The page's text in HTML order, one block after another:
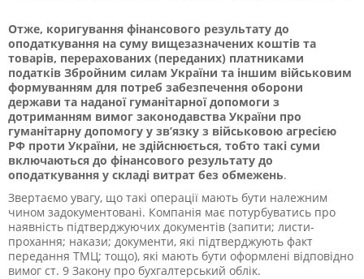
Отже, коригування фінансового результату до
оподаткування на суму вищезазначених коштів та
товарів, перерахованих (переданих) платниками
податків Збройним силам України та іншим військовим
формуванням для потреб забезпечення оборони
держави та наданої гуманітарної допомоги з
дотриманням вимог законодавства України про
гуманітарну допомогу у зв’язку з військовою агресією
РФ проти України, не здійснюється, тобто такі суми
включаються до фінансового результату до
оподаткування у складі витрат без обмежень.
Звертаємо увагу, що такі операції мають бути належним
чином задокументовані. Компанія має потурбуватись про
наявність підтверджуючих документів (запити; листи-
прохання; накази; документи, які підтверджують факт
передання ТМЦ; тощо), які мають бути оформлені відповідно
вимог ст. 9 Закону про бухгалтерський облік.